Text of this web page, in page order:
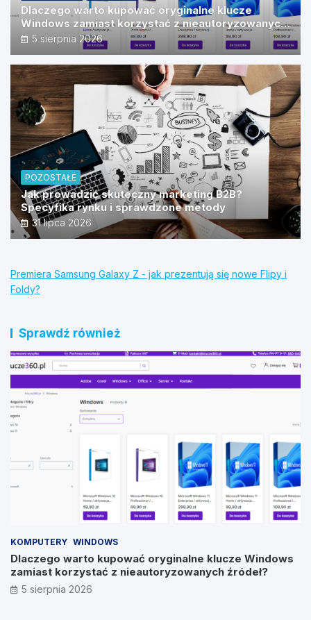
Dlaczego warto kupować oryginalne klucze
Windows zamiast korzystać z nieautoryzowanych
źródeł?
5 sierpnia 2026
POZOSTAŁE
Jak prowadzić skuteczny marketing B2B?
Specyfika rynku i sprawdzone metody
31 lipca 2026
Premiera Samsung Galaxy Z - jak prezentują się nowe Flipy i
Foldy?
Sprawdź również
KOMPUTERY WINDOWS
Dlaczego warto kupować oryginalne klucze Windows
zamiast korzystać z nieautoryzowanych źródeł?
5 sierpnia 2026